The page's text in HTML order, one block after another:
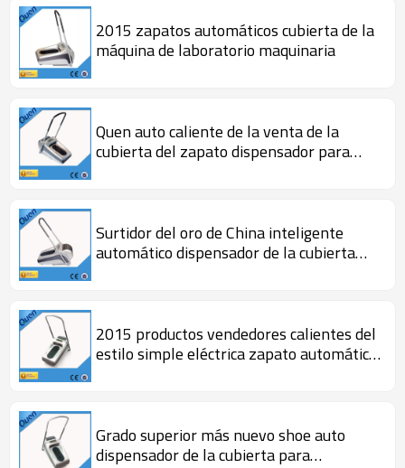
2015 zapatos automáticos cubierta de la
máquina de laboratorio maquinaria
Quen auto caliente de la venta de la
cubierta del zapato dispensador para
Surtidor del oro de China inteligente
automático dispensador de la cubierta
2015 productos vendedores calientes del
estilo simple eléctrica zapato automático
Grado superior más nuevo shoe auto
dispensador de la cubierta para